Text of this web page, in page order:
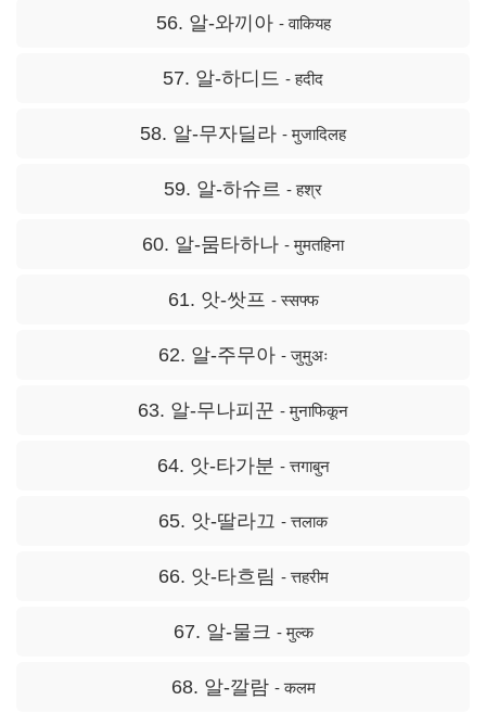
56. 알-와끼아 - वाकियह
57. 알-하디드 - हदीद
58. 알-무자딜라 - मुजादिलह
59. 알-하슈르 - हश्र
60. 알-뭄타하나 - मुमतहिना
61. 앗-쌋프 - स्सफ्फ
62. 알-주무아 - जुमुअः
63. 알-무나피꾼 - मुनाफिकून
64. 앗-타가분 - त्तगाबुन
65. 앗-딸라끄 - त्तलाक
66. 앗-타흐림 - त्तहरीम
67. 알-물크 - मुल्क
68. 알-깔람 - कलम